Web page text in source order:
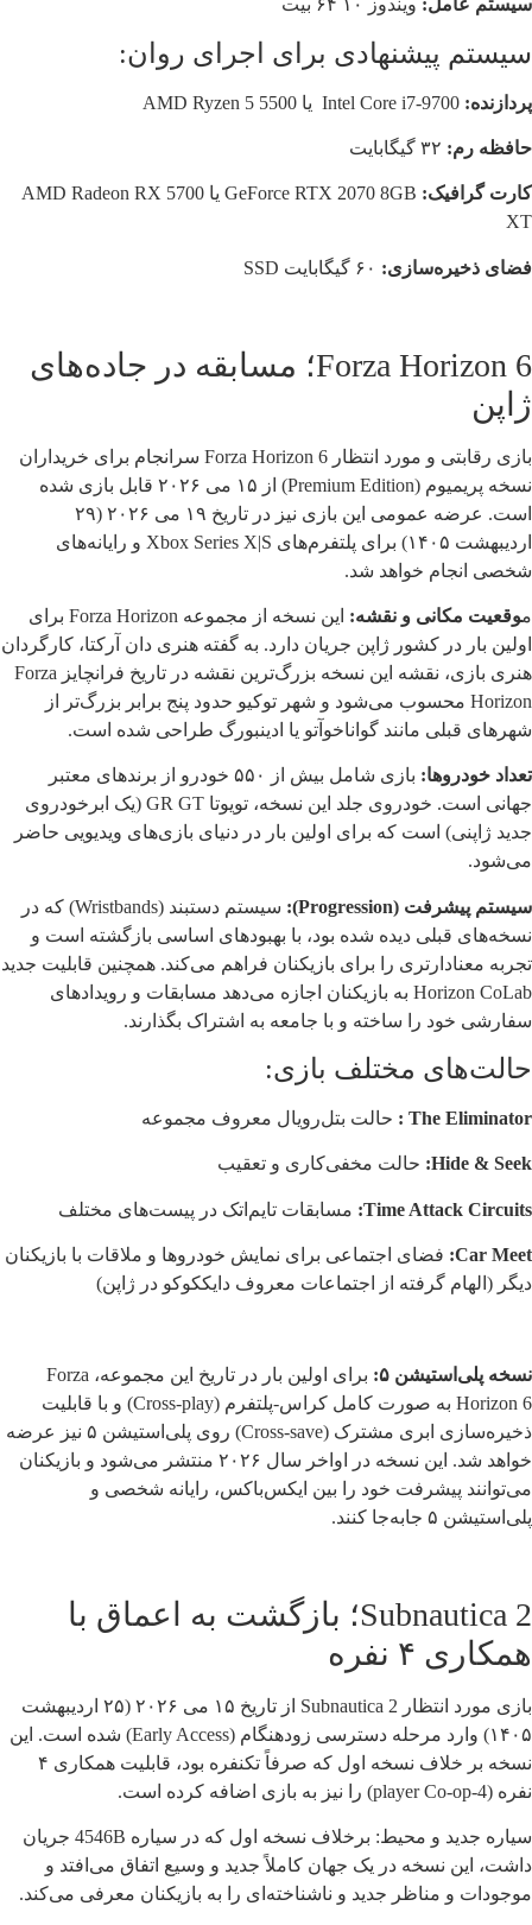
سیستم عامل: ویندوز ۱۰ ۶۴ بیت
سیستم پیشنهادی برای اجرای روان:
پردازنده:
حافظه رم:
کارت گرافیک:
GeForce RTX 2070 8GB یا AMD Radeon RX 5700
XT
فضای ذخیره‌سازی:
Forza Horizon 6؛ مسابقه در جاده‌های
ژاپن
بازی رقابتی و مورد انتظار Forza Horizon 6 سرانجام برای خریداران
نسخه پریمیوم (Premium Edition) از ۱۵ می ۲۰۲۶ قابل بازی شده
است. عرضه عمومی این بازی نیز در تاریخ ۱۹ می ۲۰۲۶ (۲۹
اردیبهشت ۱۴۰۵) برای پلتفرم‌های Xbox Series X|S و رایانه‌های
شخصی انجام خواهد شد.
موقعیت مکانی و نقشه:
این نسخه از مجموعه Forza Horizon برای
اولین بار در کشور ژاپن جریان دارد. به گفته هنری دان آرکتا، کارگردان
هنری بازی، نقشه این نسخه بزرگ‌ترین نقشه در تاریخ فرانچایز Forza
Horizon محسوب می‌شود و شهر توکیو حدود پنج برابر بزرگ‌تر از
شهرهای قبلی مانند گواناخوآتو یا ادینبورگ طراحی شده است.
تعداد خودروها:
بازی شامل بیش از ۵۵۰ خودرو از برندهای معتبر
جهانی است. خودروی جلد این نسخه، تویوتا GR GT (یک ابرخودروی
جدید ژاپنی) است که برای اولین بار در دنیای بازی‌های ویدیویی حاضر
می‌شود.
سیستم پیشرفت (Progression):
سیستم دستبند (Wristbands) که در
نسخه‌های قبلی دیده شده بود، با بهبودهای اساسی بازگشته است و
تجربه معنادارتری را برای بازیکنان فراهم می‌کند. همچنین قابلیت جدید
Horizon CoLab به بازیکنان اجازه می‌دهد مسابقات و رویدادهای
سفارشی خود را ساخته و با جامعه به اشتراک بگذارند.
حالت‌های مختلف بازی:
The Eliminator : حالت بتل‌رویال معروف مجموعه
Hide & Seek: حالت مخفی‌کاری و تعقیب
Time Attack Circuits: مسابقات تایم‌اتک در پیست‌های مختلف
Car Meet: فضای اجتماعی برای نمایش خودروها و ملاقات با بازیکنان
دیگر (الهام گرفته از اجتماعات معروف دایککوکو در ژاپن)
نسخه پلی‌استیشن ۵:
برای اولین بار در تاریخ این مجموعه، Forza
Horizon 6 به صورت کامل کراس-پلتفرم (Cross-play) و با قابلیت
ذخیره‌سازی ابری مشترک (Cross-save) روی پلی‌استیشن ۵ نیز عرضه
خواهد شد. این نسخه در اواخر سال ۲۰۲۶ منتشر می‌شود و بازیکنان
می‌توانند پیشرفت خود را بین ایکس‌باکس، رایانه شخصی و
پلی‌استیشن ۵ جابه‌جا کنند.
Subnautica 2؛ بازگشت به اعماق با
همکاری ۴ نفره
بازی مورد انتظار Subnautica 2 از تاریخ ۱۵ می ۲۰۲۶ (۲۵ اردیبهشت
۱۴۰۵) وارد مرحله دسترسی زودهنگام (Early Access) شده است. این
نسخه بر خلاف نسخه اول که صرفاً تکنفره بود، قابلیت همکاری ۴
نفره (4-player Co-op) را نیز به بازی اضافه کرده است.
سیاره جدید و محیط: برخلاف نسخه اول که در سیاره 4546B جریان
داشت، این نسخه در یک جهان کاملاً جدید و وسیع اتفاق می‌افتد و
موجودات و مناظر جدید و ناشناخته‌ای را به بازیکنان معرفی می‌کند.